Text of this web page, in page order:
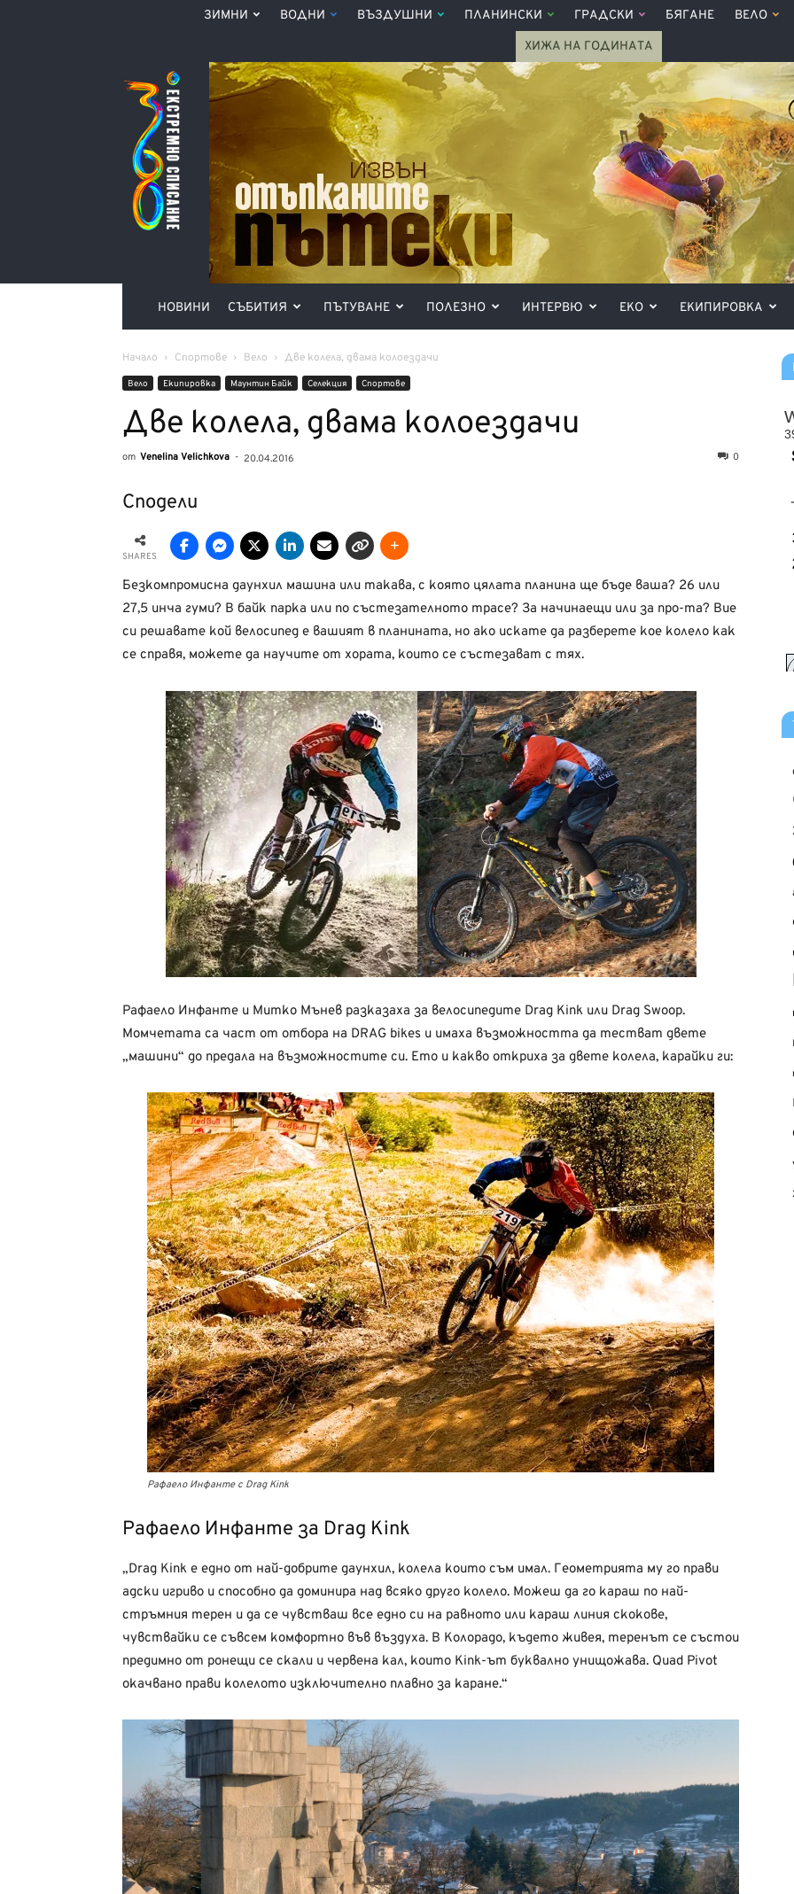
ЗИМНИ ВОДНИ ВЪЗДУШНИ ПЛАНИНСКИ ГРАДСКИ БЯГАНЕ ВЕЛО
ХИЖА НА ГОДИНАТА
Списание
360°
НОВИНИ СЪБИТИЯ ПЪТУВАНЕ ПОЛЕЗНО ИНТЕРВЮ ЕКО ЕКИПИРОВКА
Начало Спортове Вело Две колела, двама колоездачи
Вело Екипировка Маунтин Байк Селекция Спортове
Две колела, двама колоездачи
от Venelina Velichkova - 20.04.2016 0
Сподели
SHARES
Безкомпромисна даунхил машина или такава, с която цялата планина ще бъде ваша? 26 или
27,5 инча гуми? В байк парка или по състезателното трасе? За начинаещи или за про-та? Вие
си решавате кой велосипед е вашият в планината, но ако искате да разберете кое колело как
се справя, можете да научите от хората, които се състезават с тях.
Рафаело Инфанте и Митко Мънев разказаха за велосипедите Drag Kink или Drag Swoop.
Момчетата са част от отбора на DRAG bikes и имаха възможността да тестват двете
„машини“ до предала на възможностите си. Ето и какво откриха за двете колела, карайки ги:
Рафаело Инфанте с Drag Kink
Рафаело Инфанте за Drag Kink
„Drag Kink е едно от най-добрите даунхил, колела които съм имал. Геометрията му го прави
адски игриво и способно да доминира над всяко друго колело. Можеш да го караш по най-
стръмния терен и да се чувстваш все едно си на равното или караш линия скокове,
чувствайки се съвсем комфортно във въздуха. В Колорадо, където живея, теренът се състои
предимно от ронещи се скали и червена кал, които Kink-ът буквално унищожава. Quad Pivot
окачвано прави колелото изключително плавно за каране.“